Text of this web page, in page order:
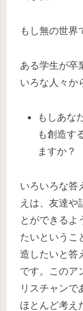
もし無の世界
ある学生が卒
いろな人々か
もしあな
も創造す
ますか？
いろいろな答
えは、友達や
とができるよ
たいというこ
造したいと答
です。このア
リスチャンで
ほとんど考え